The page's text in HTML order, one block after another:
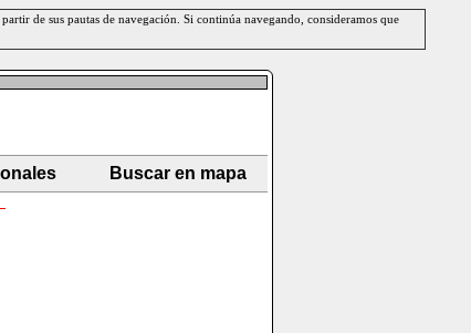
de sus pautas de navegación. Si continúa navegando, consideramos que
Buscar en mapa